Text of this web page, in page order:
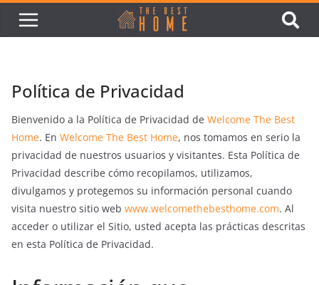
Política de Privacidad
Bienvenido a la Política de Privacidad de Welcome The Best
Home. En Welcome The Best Home, nos tomamos en serio la
privacidad de nuestros usuarios y visitantes. Esta Política de
Privacidad describe cómo recopilamos, utilizamos,
divulgamos y protegemos su información personal cuando
visita nuestro sitio web www.welcomethebesthome.com. Al
acceder o utilizar el Sitio, usted acepta las prácticas descritas
en esta Política de Privacidad.